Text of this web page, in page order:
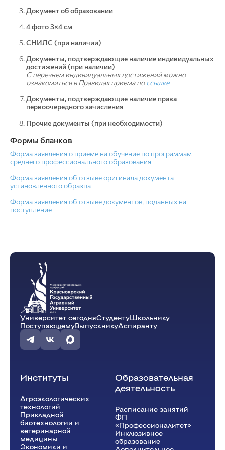
Документ об образовании
4 фото 3×4 см
СНИЛС (при наличии)
Документы, подтверждающие наличие индивидуальных
достижений (при наличии)
С перечнем индивидуальных достижений можно
ознакомиться в Правилах приема поссылке
Документы, подтверждающие наличие права
первоочередного зачисления
Прочие документы (при необходимости)
Формы бланков
Форма заявления о приеме на обучение по программам
среднего профессионального образования
Форма заявления об отзыве оригинала документа
установленного образца
Форма заявления об отзыве документов, поданных на
поступление
Университет сегодняСтудентуШкольнику
ПоступающемуВыпускникуАспиранту
Институты
Агроэкологических
технологий
Прикладной
биотехнологии и
ветеринарной
медицины
Экономики и
Образовательная
деятельность
Расписание занятий
ФП
«Профессионалитет»
Инклюзивное
образование